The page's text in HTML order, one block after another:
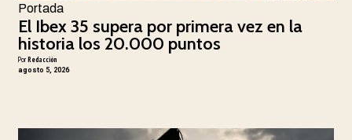
Portada
El Ibex 35 supera por primera vez en la
historia los 20.000 puntos
PorRedacción
agosto 5, 2026